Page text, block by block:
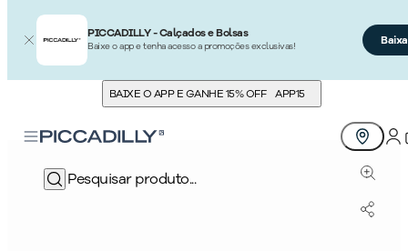
PICCADILLY - Calçados e Bolsas
Baixe o app e tenha acesso a promoções exclusivas!
BAIXE O APP E GANHE 15% OFF APP15